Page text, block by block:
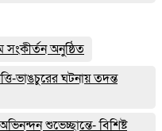
অনুষ্ঠিত
ভাঙচুরের ঘটনায় তদন্ত
শুভেচ্ছান্তে- বিশিষ্ট